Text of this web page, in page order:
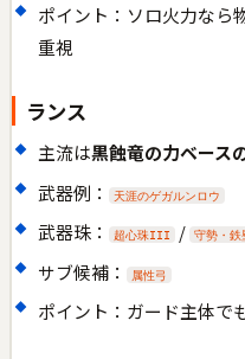
ポイント：ソロ火力なら
重視
ランス
主流は黒蝕竜の力ベース
武器例：
天涯のゲガルンロウ
武器珠： 超心珠III / 守勢・鉄
サブ候補： 属性弓
ポイント：ガード主体で